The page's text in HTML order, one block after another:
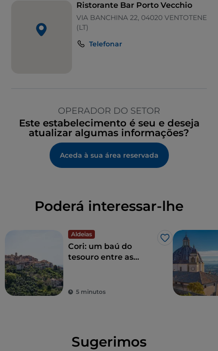
Ristorante Bar Porto Vecchio
VIA BANCHINA 22, 04020 VENTOTENE
(LT)
Telefonar
OPERADOR DO SETOR
Este estabelecimento é seu e deseja
atualizar algumas informações?
Aceda à sua área reservada
Poderá interessar-lhe
Aldeias
Gosto
Cori: um baú do
tesouro entre as
5 minutos
Sugerimos